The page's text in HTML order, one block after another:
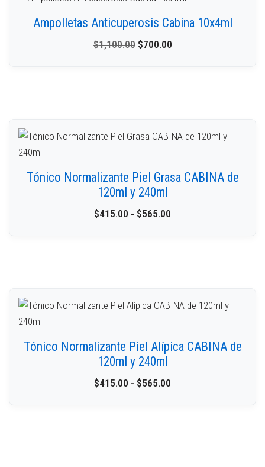
Ampolletas Anticuperosis Cabina 10x4ml
$1,100.00 $700.00
Tónico Normalizante Piel Grasa CABINA de
120ml y 240ml
$415.00 - $565.00
Tónico Normalizante Piel Alípica CABINA de
120ml y 240ml
$415.00 - $565.00